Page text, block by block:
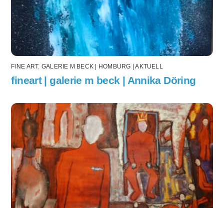
FINE ART, GALERIE M BECK | HOMBURG | AKTUELL
fineart | galerie m beck | Annika Döring